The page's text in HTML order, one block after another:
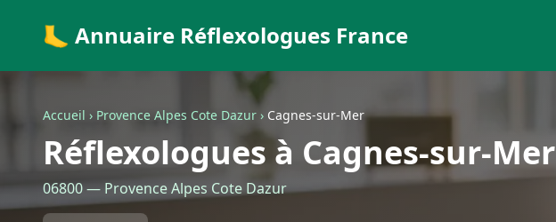
🦶 Annuaire Réflexologues France
Accueil › Provence Alpes Cote Dazur › Cagnes-sur-Mer
Réflexologues à Cagnes-sur-Mer
06800 — Provence Alpes Cote Dazur